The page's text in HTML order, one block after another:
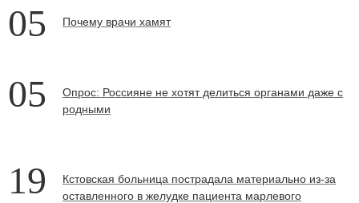
05 Почему врачи хамят
05
Опрос: Россияне не хотят делиться органами даже с
родными
19
Кстовская больница пострадала материально из-за
оставленного в желудке пациента марлевого